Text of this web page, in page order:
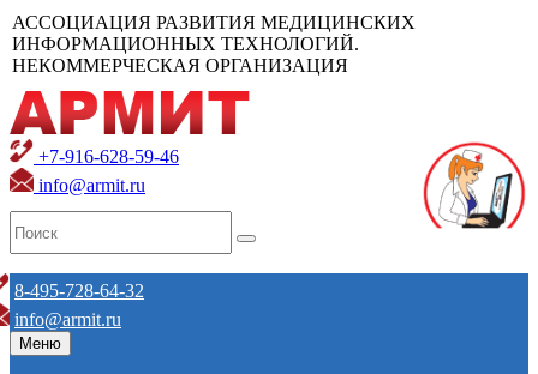
АССОЦИАЦИЯ РАЗВИТИЯ МЕДИЦИНСКИХ
ИНФОРМАЦИОННЫХ ТЕХНОЛОГИЙ.
НЕКОММЕРЧЕСКАЯ ОРГАНИЗАЦИЯ
+7-916-628-59-46
info@armit.ru
8-495-728-64-32
info@armit.ru
Меню